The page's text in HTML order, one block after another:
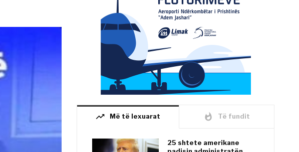
trending_up Më të lexuarat whatshot Të fundit
25 shtete amerikane